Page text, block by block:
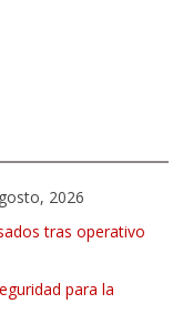
2026
tras operativo
para la